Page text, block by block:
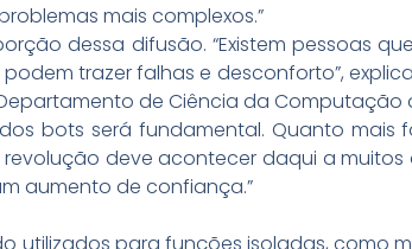
mais complexos.”
dessa difusão. “Existem pessoas
trazer falhas e desconforto”,
de Ciência da Computação
bots será fundamental. Quanto mais
deve acontecer daqui a
aumento de confiança.”